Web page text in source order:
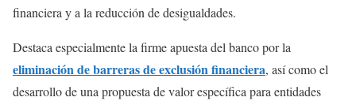
financiera y a la reducción de desigualdades.
Destaca especialmente la firme apuesta del banco por la
eliminación de barreras de exclusión financiera, así como el
desarrollo de una propuesta de valor específica para entidades